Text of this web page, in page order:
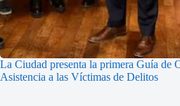
La Ciudad presenta la primera Guía de
Asistencia a las Víctimas de Delitos